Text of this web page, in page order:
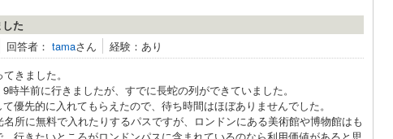
た
回答者： tamaさん
経験：あり
きました。
時半前に行きましたが、すでに長蛇の列ができていました。
優先的に入れてもらえたので、待ち時間はほぼありませんでした。
所に無料で入れたりするパスですが、ロンドンにある美術館や博物館はも